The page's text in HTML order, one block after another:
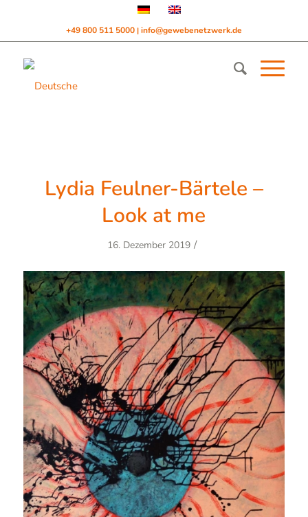
+49 800 511 5000 | info@gewebenetzwerk.de
Lydia Feulner-Bärtele –
Look at me
16. Dezember 2019 /